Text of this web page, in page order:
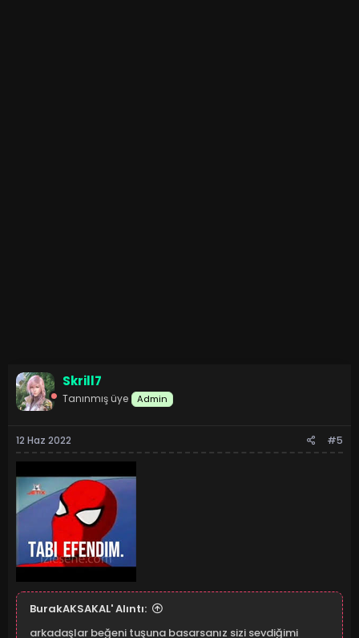
Skrill7
Tanınmış üye Admin
12 Haz 2022 #5
BurakAKSAKAL' Alıntı:
arkadaşlar beğeni tuşuna basarsanız sizi sevdiğimi